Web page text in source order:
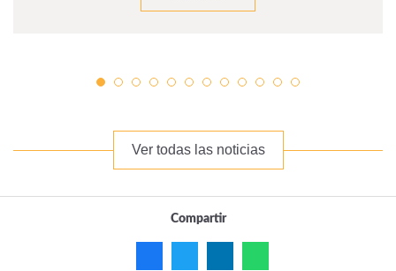
Ver todas las noticias
Compartir